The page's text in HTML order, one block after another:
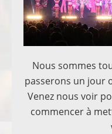
Nous sommes
passerons un jour
Venez nous voir
commencer à